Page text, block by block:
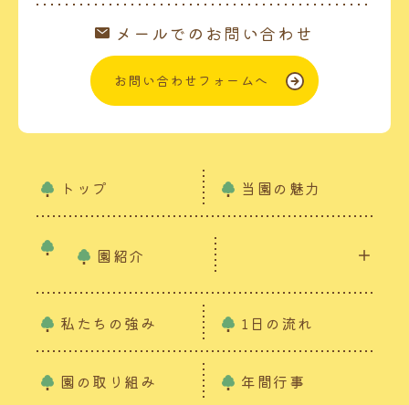
メールでのお問い合わせ
お問い合わせフォームへ
トップ 当園の魅力
園紹介
私たちの強み 1日の流れ
園の取り組み 年間行事